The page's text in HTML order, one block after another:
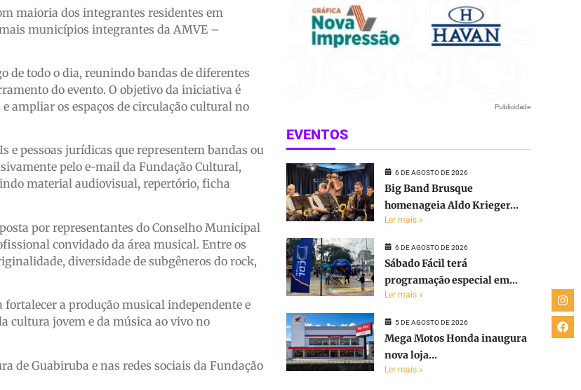
maioria dos integrantes residentes em
municípios integrantes da AMVE –
de todo o dia, reunindo bandas de diferentes
do evento. O objetivo da iniciativa é
ampliar os espaços de circulação cultural no
e pessoas jurídicas que representem bandas ou
pelo e-mail da Fundação Cultural,
material audiovisual, repertório, ficha
por representantes do Conselho Municipal
convidado da área musical. Entre os
diversidade de subgêneros do rock,
a produção musical independente e
cultura jovem e da música ao vivo no
de Guabiruba e nas redes sociais da Fundação
Publicidade
EVENTOS
6 DE AGOSTO DE 2026
Big Band Brusque
homenageia Aldo Krieger...
Ler mais »
6 DE AGOSTO DE 2026
Sábado Fácil terá
programação especial em...
Ler mais »
5 DE AGOSTO DE 2026
Mega Motos Honda inaugura
nova loja...
Ler mais »